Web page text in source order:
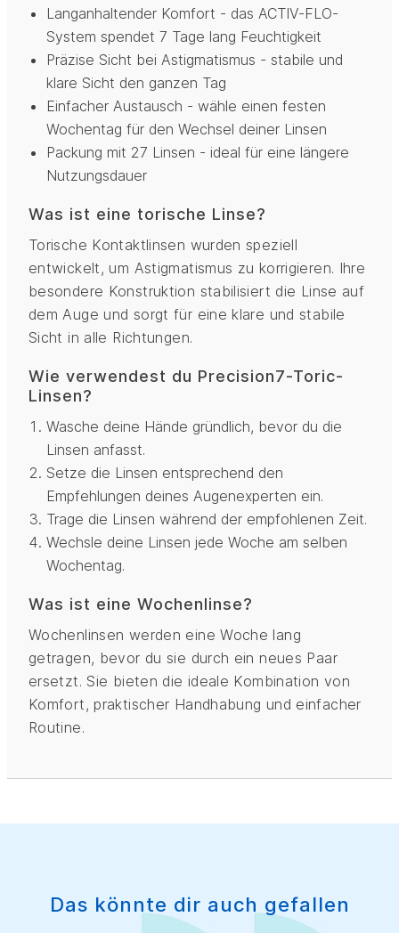
Langanhaltender Komfort - das ACTIV-FLO-
System spendet 7 Tage lang Feuchtigkeit
Präzise Sicht bei Astigmatismus - stabile und
klare Sicht den ganzen Tag
Einfacher Austausch - wähle einen festen
Wochentag für den Wechsel deiner Linsen
Packung mit 27 Linsen - ideal für eine längere
Nutzungsdauer
Was ist eine torische Linse?
Torische Kontaktlinsen wurden speziell
entwickelt, um Astigmatismus zu korrigieren. Ihre
besondere Konstruktion stabilisiert die Linse auf
dem Auge und sorgt für eine klare und stabile
Sicht in alle Richtungen.
Wie verwendest du Precision7-Toric-
Linsen?
Wasche deine Hände gründlich, bevor du die
Linsen anfasst.
Setze die Linsen entsprechend den
Empfehlungen deines Augenexperten ein.
Trage die Linsen während der empfohlenen Zeit.
Wechsle deine Linsen jede Woche am selben
Wochentag.
Was ist eine Wochenlinse?
Wochenlinsen werden eine Woche lang
getragen, bevor du sie durch ein neues Paar
ersetzt. Sie bieten die ideale Kombination von
Komfort, praktischer Handhabung und einfacher
Routine.
Das könnte dir auch gefallen